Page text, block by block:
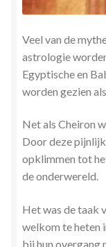
Veel van de
astrologie
Egyptische en
worden gezien
Net als Cheiron
Door deze
opklimmen tot
de onderwereld.
Het was de taak
welkom te heten
bij hun overgang